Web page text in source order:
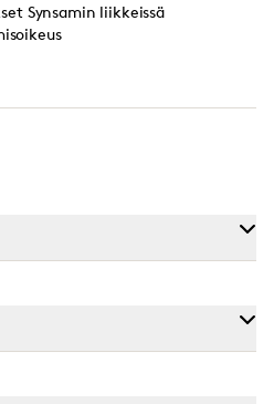
Synsamin liikkeissä